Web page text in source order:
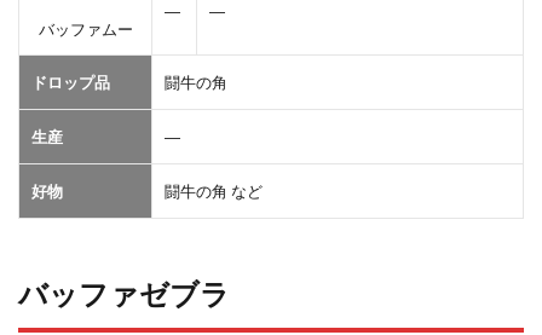
バッファムー
― ―
ドロップ品 闘牛の角
生産 ―
好物 闘牛の角 など
バッファゼブラ